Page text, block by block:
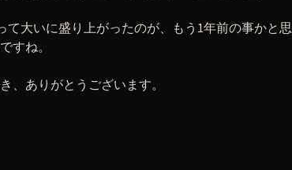
大いに盛り上がったのが、もう1年前の事かと思
すね。
、ありがとうございます。